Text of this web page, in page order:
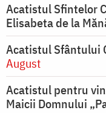
Acatistul Sfintelor
Elisabeta de la
Acatistul Sfântului
August
Acatistul pentru
Maicii Domnului